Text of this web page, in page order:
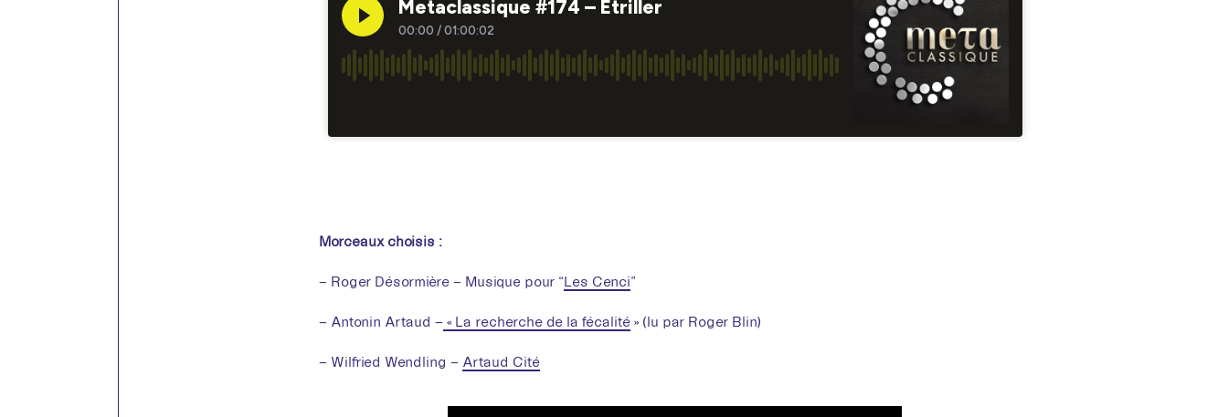
Morceaux choisis :
– Roger Désormière – Musique pour “Les Cenci”
– Antonin Artaud –« La recherche de la fécalité» (lu par Roger Blin)
– Wilfried Wendling – Artaud Cité